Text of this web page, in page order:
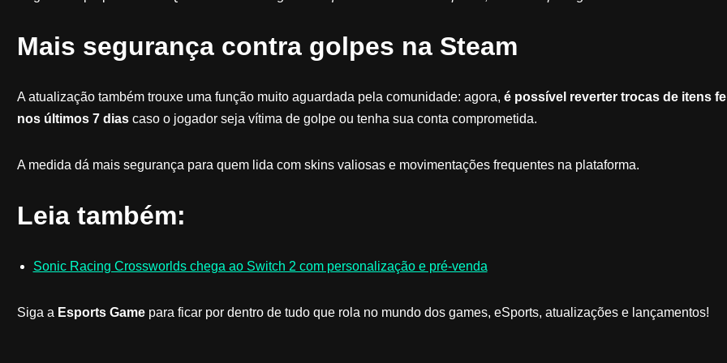
Mais segurança contra golpes na Steam
A atualização também trouxe uma função muito aguardada pela comunidade: agora, é possível reverter trocas de itens
nos últimos 7 diascaso o jogador seja vítima de golpe ou tenha sua conta comprometida.
A medida dá mais segurança para quem lida com skins valiosas e movimentações frequentes na plataforma.
Leia também:
Sonic Racing Crossworlds chega ao Switch 2 com personalização e pré-venda
Siga a Esports Gamepara ficar por dentro de tudo que rola no mundo dos games, eSports, atualizações e lançamentos!